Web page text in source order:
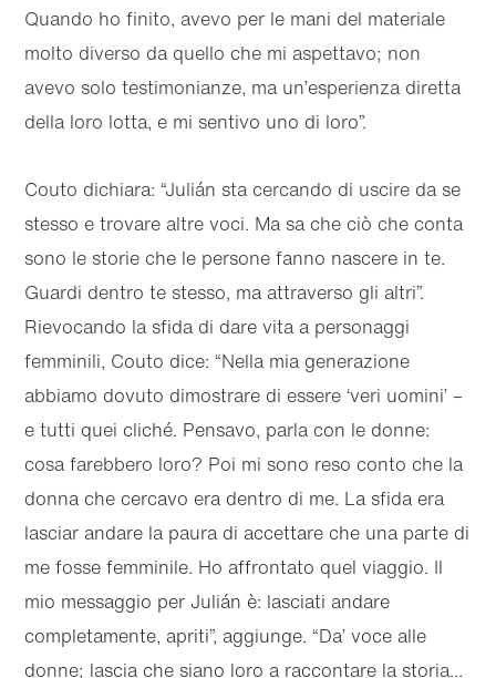
Quando ho finito, avevo per le mani del materiale
molto diverso da quello che mi aspettavo; non
avevo solo testimonianze, ma un’esperienza diretta
della loro lotta, e mi sentivo uno di loro”.
Couto dichiara: “Julián sta cercando di uscire da se
stesso e trovare altre voci. Ma sa che ciò che conta
sono le storie che le persone fanno nascere in te.
Guardi dentro te stesso, ma attraverso gli altri”.
Rievocando la sfida di dare vita a personaggi
femminili, Couto dice: “Nella mia generazione
abbiamo dovuto dimostrare di essere ‘veri uomini’ –
e tutti quei cliché. Pensavo, parla con le donne:
cosa farebbero loro? Poi mi sono reso conto che la
donna che cercavo era dentro di me. La sfida era
lasciar andare la paura di accettare che una parte di
me fosse femminile. Ho affrontato quel viaggio. Il
mio messaggio per Julián è: lasciati andare
completamente, apriti”, aggiunge. “Da’ voce alle
donne; lascia che siano loro a raccontare la storia...